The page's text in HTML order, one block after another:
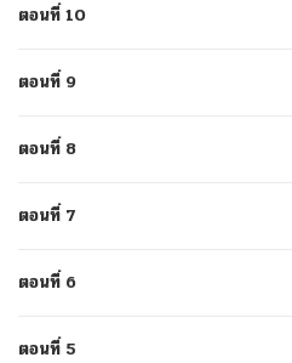
ตอนที่ 10
ตอนที่ 9
ตอนที่ 8
ตอนที่ 7
ตอนที่ 6
ตอนที่ 5